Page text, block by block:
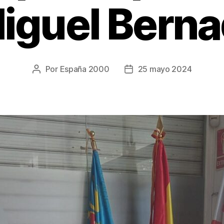
Por España 2000 25 mayo 2024